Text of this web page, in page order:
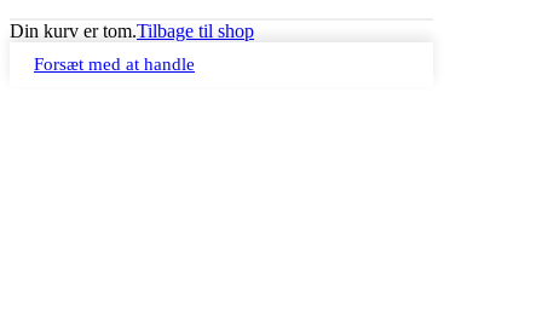
Din kurv er tom.Tilbage til shop
Forsæt med at handle